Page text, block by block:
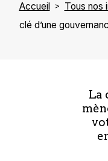
Accueil Tous nos
clé d’une
La